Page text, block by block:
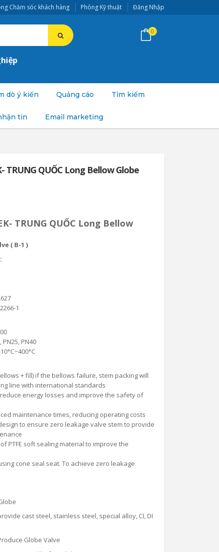
Chăm sóc khách hàng Phòng Kỹ thuật Đăng Nhập
0
dò ý kiến Quảng cáo Tìm kiếm
tin Email marketing
TRUNG QUỐC Long Bellow Globe
TRUNG QUỐC Long Bellow
( B-1 )
1
PN25, PN40
+ fill) if the bellows failure, stem packing will
line with international standards
energy losses and improve the safety of
maintenance times, reducing operating costs
to ensure zero leakage valve stem to provide
PTFE soft sealing material to improve the
cone seal seat. To achieve zero leakage
cast steel, stainless steel, special alloy, CI, DI
Globe Valve